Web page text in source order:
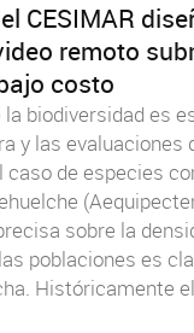
CESIMAR
remoto
costo
biodiversidad es
y las evaluaciones
caso de especies
sobre la
poblaciones es
Históricamente